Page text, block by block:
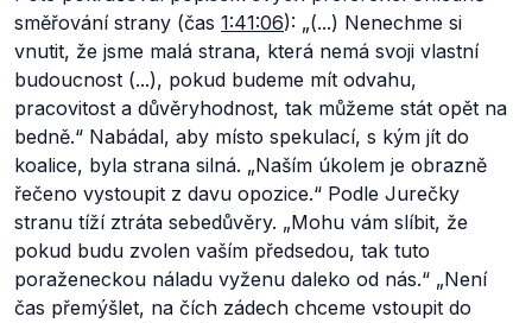
směřování strany (čas 1:41:06): „(...) Nenechme si
vnutit, že jsme malá strana, která nemá svoji vlastní
budoucnost (...), pokud budeme mít odvahu,
pracovitost a důvěryhodnost, tak můžeme stát opět na
bedně.“ Nabádal, aby místo spekulací, s kým jít do
koalice, byla strana silná. „Naším úkolem je obrazně
řečeno vystoupit z davu opozice.“ Podle Jurečky
stranu tíží ztráta sebedůvěry. „Mohu vám slíbit, že
pokud budu zvolen vaším předsedou, tak tuto
poraženeckou náladu vyženu daleko od nás.“ „Není
čas přemýšlet, na čích zádech chceme vstoupit do